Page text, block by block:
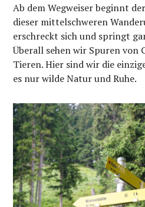
Ab dem Wegweiser beginnt
dieser mittelschweren
erschreckt sich und springt
Überall sehen wir Spuren von
Tieren. Hier sind wir die
es nur wilde Natur und Ruhe.